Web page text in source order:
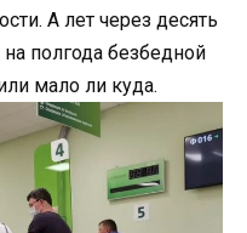
А лет через десять
полгода безбедной
мало ли куда.